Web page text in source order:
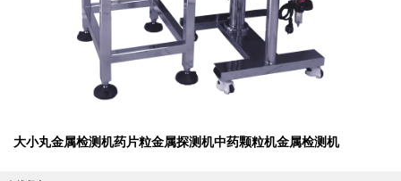
大小丸金属检测机药片粒金属探测机中药颗粒机金属检测机